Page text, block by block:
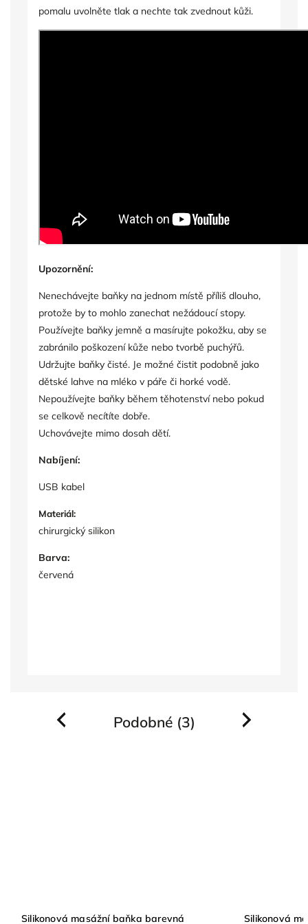
pomalu uvolněte tlak a nechte tak zvednout kůži.
Upozornění:
Nenechávejte baňky na jednom místě příliš dlouho,
protože by to mohlo zanechat nežádoucí stopy.
Používejte baňky jemně a masírujte pokožku, aby se
zabránilo poškození kůže nebo tvorbě puchýřů.
Udržujte baňky čisté. Je možné čistit podobně jako
dětské lahve na mléko v páře či horké vodě.
Nepoužívejte baňky během těhotenství nebo pokud
se celkově necítíte dobře.
Uchovávejte mimo dosah dětí.
Nabíjení:
USB kabel
Materiál:
chirurgický silikon
Barva:
červená
Podobné (3)
Previous
barevná Silikonová masážní baňka se třpytkami
Next